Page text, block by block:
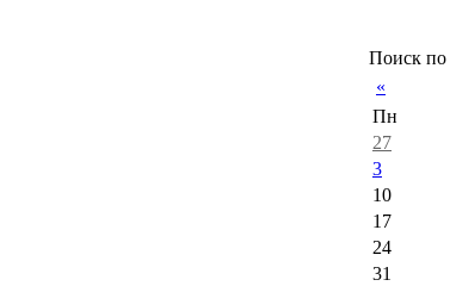
Поиск по
«
Пн
27
3
10
17
24
31